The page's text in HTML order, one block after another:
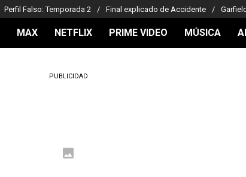
Perfil Falso: Temporada 2 Final explicado de Accidente
MAX NETFLIX PRIME VIDEO MÚSICA
PUBLICIDAD